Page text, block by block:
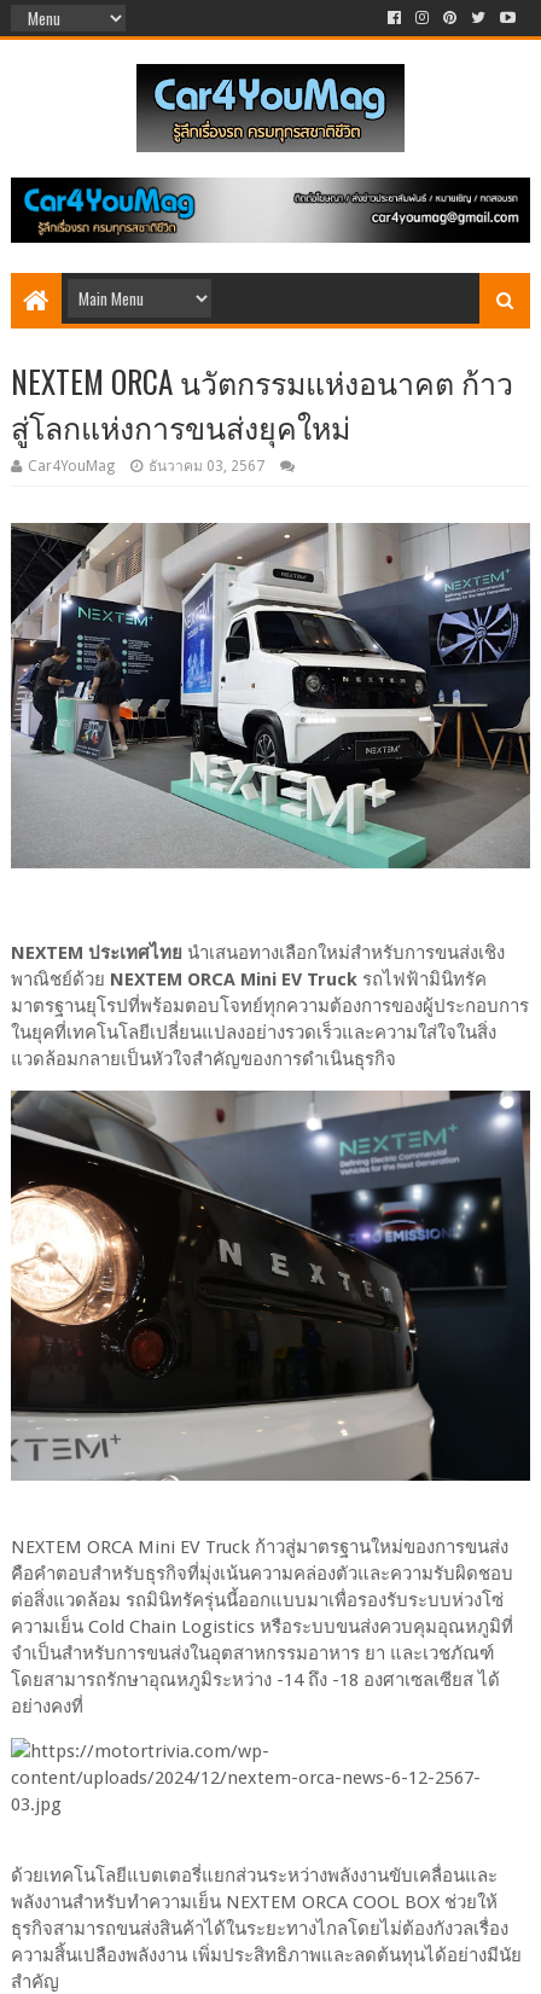
NEXTEM ORCA นวัตกรรมแห่งอนาคต ก้าว
สู่โลกแห่งการขนส่งยุคใหม่
Car4YouMag ธันวาคม 03, 2567
NEXTEM ประเทศไทย นำเสนอทางเลือกใหม่สำหรับการขนส่งเชิง
พาณิชย์ด้วย NEXTEM ORCA Mini EV Truckรถไฟฟ้ามินิทรัค
มาตรฐานยุโรปที่พร้อมตอบโจทย์ทุกความต้องการของผู้ประกอบการ
ในยุคที่เทคโนโลยีเปลี่ยนแปลงอย่างรวดเร็วและความใส่ใจในสิ่ง
แวดล้อมกลายเป็นหัวใจสำคัญของการดำเนินธุรกิจ
NEXTEM ORCA Mini EV Truck ก้าวสู่มาตรฐานใหม่ของการขนส่ง
คือคำตอบสำหรับธุรกิจที่มุ่งเน้นความคล่องตัวและความรับผิดชอบ
ต่อสิ่งแวดล้อม รถมินิทรัครุ่นนี้ออกแบบมาเพื่อรองรับระบบห่วงโซ่
ความเย็น Cold Chain Logistics หรือระบบขนส่งควบคุมอุณหภูมิที่
จำเป็นสำหรับการขนส่งในอุตสาหกรรมอาหาร ยา และเวชภัณฑ์
โดยสามารถรักษาอุณหภูมิระหว่าง -14 ถึง -18 องศาเซลเซียส ได้
อย่างคงที่
ด้วยเทคโนโลยีแบตเตอรี่แยกส่วนระหว่างพลังงานขับเคลื่อนและ
พลังงานสำหรับทำความเย็น NEXTEM ORCA COOL BOX ช่วยให้
ธุรกิจสามารถขนส่งสินค้าได้ในระยะทางไกลโดยไม่ต้องกังวลเรื่อง
ความสิ้นเปลืองพลังงาน เพิ่มประสิทธิภาพและลดต้นทุนได้อย่างมีนัย
สำคัญ